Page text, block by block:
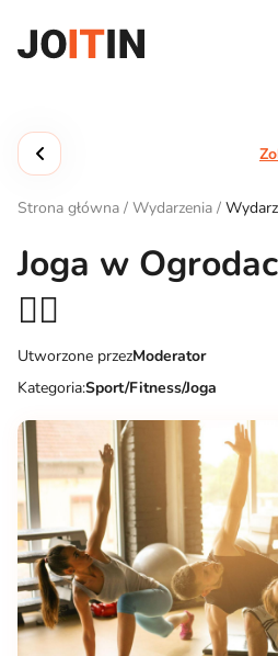
treści
Kontakt
Pobierz
Strona główna / Wydarzenia /
Joga w
🧘‍♀️
Utworzone przezModerator
Kategoria:Sport/Fitness/Joga